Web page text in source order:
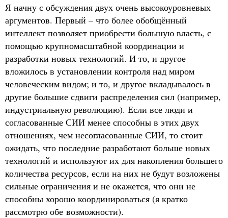
Я начну с обсуждения двух очень высокоуровневых
аргументов. Первый – что более обобщённый
интеллект позволяет приобрести большую власть, с
помощью крупномасштабной координации и
разработки новых технологий. И то, и другое
вложилось в установлении контроля над миром
человеческим видом; и то, и другое вкладывалось в
другие большие сдвиги распределения сил (например,
индустриальную революцию). Если все люди и
согласованные СИИ менее способны в этих двух
отношениях, чем несогласованные СИИ, то стоит
ожидать, что последние разработают больше новых
технологий и используют их для накопления большего
количества ресурсов, если на них не будут возложены
сильные ограничения и не окажется, что они не
способны хорошо координироваться (я кратко
рассмотрю обе возможности).